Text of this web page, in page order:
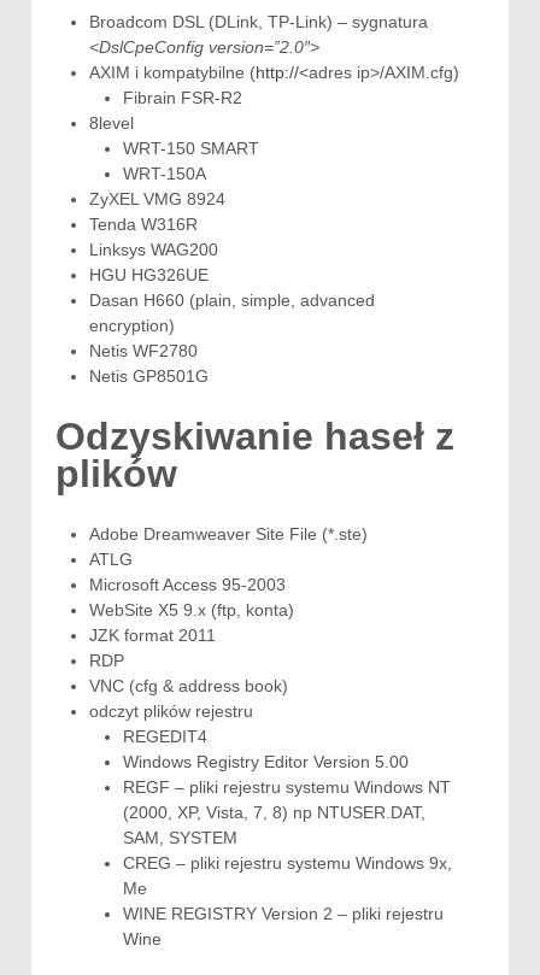
Broadcom DSL (DLink, TP-Link) – sygnatura
<DslCpeConfig version=”2.0″>
AXIM i kompatybilne (http://<adres ip>/AXIM.cfg)
Fibrain FSR-R2
8level
WRT-150 SMART
WRT-150A
ZyXEL VMG 8924
Tenda W316R
Linksys WAG200
HGU HG326UE
Dasan H660 (plain, simple, advanced
encryption)
Netis WF2780
Netis GP8501G
Odzyskiwanie haseł z
plików
Adobe Dreamweaver Site File (*.ste)
ATLG
Microsoft Access 95-2003
WebSite X5 9.x (ftp, konta)
JZK format 2011
RDP
VNC (cfg & address book)
odczyt plików rejestru
REGEDIT4
Windows Registry Editor Version 5.00
REGF – pliki rejestru systemu Windows NT
(2000, XP, Vista, 7, 8) np NTUSER.DAT,
SAM, SYSTEM
CREG – pliki rejestru systemu Windows 9x,
Me
WINE REGISTRY Version 2 – pliki rejestru
Wine